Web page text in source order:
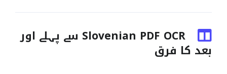
Slovenian PDF OCR سے پہلے اور
بعد کا فرق